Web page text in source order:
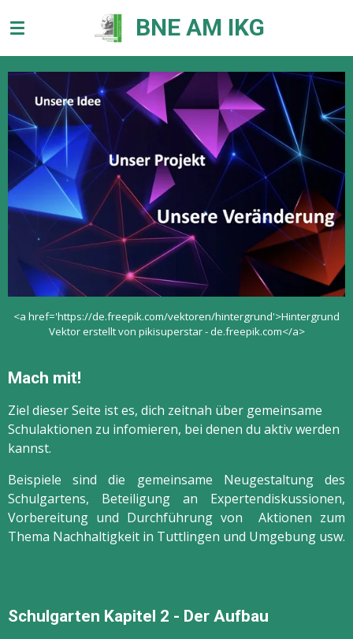
Hauptinhalt
springen
BNE AM IKG
<a href='https://de.freepik.com/vektoren/hintergrund'>Hintergrund
Vektor erstellt von pikisuperstar - de.freepik.com</a>
Mach mit!
Ziel dieser Seite ist es, dich zeitnah über gemeinsame
Schulaktionen zu infomieren, bei denen du aktiv werden
kannst.
Beispiele sind die gemeinsame Neugestaltung des
Schulgartens, Beteiligung an Expertendiskussionen,
Vorbereitung und Durchführung von Aktionen zum
Thema Nachhaltigkeit in Tuttlingen und Umgebung usw.
Schulgarten Kapitel 2 - Der Aufbau